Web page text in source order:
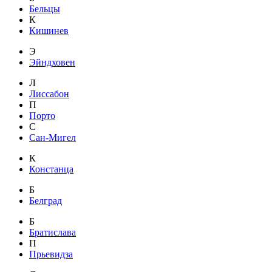
Бельцы
К
Кишинев
Э
Эйндховен
Л
Лиссабон
П
Порто
С
Сан-Мигел
К
Констанца
Б
Белград
Б
Братислава
П
Прьевидза